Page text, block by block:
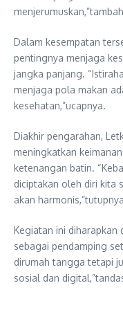
Dalam kesempatan
pentingnya menjaga
jangka panjang.
menjaga pola makan
kesehatan,”ucapnya.
Diakhir pengarahan,
meningkatkan
ketenangan batin.
diciptakan oleh diri kita
akan
Kegiatan ini diharapkan
sebagai pendamping
dirumah tangga tetapi
sosial dan